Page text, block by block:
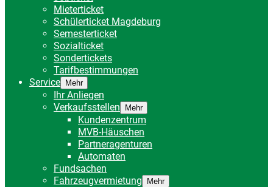
Mieterticket
Schülerticket Magdeburg
Semesterticket
Sozialticket
Sondertickets
Tarifbestimmungen
Service
Mehr
Ihr Anliegen
Verkaufsstellen
Mehr
Kundenzentrum
MVB-Häuschen
Partneragenturen
Automaten
Fundsachen
Fahrzeugvermietung
Mehr